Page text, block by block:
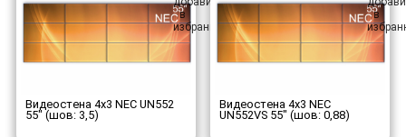
Видеостена 4x3 NEC UN552
55" (шов: 3,5)
Видеостена 4x3 NEC
UN552VS 55" (шов: 0,88)